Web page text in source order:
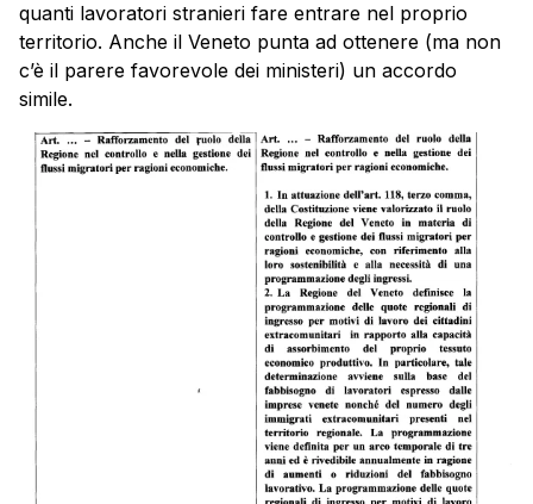
quanti lavoratori stranieri fare entrare nel proprio
territorio. Anche il Veneto punta ad ottenere (ma non
c’è il parere favorevole dei ministeri) un accordo
simile.